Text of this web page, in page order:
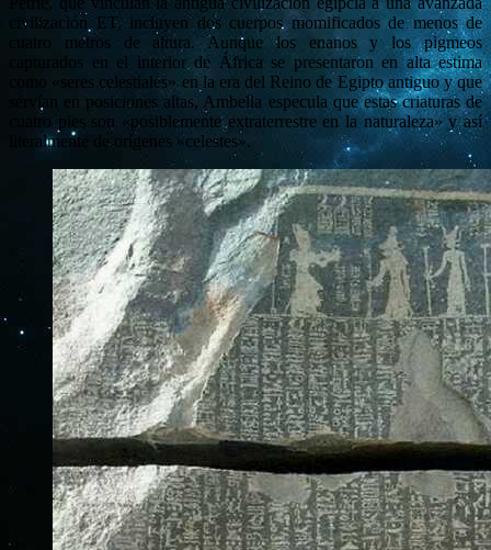
civilización ET, incluyen dos cuerpos momificados de menos de
cuatro metros de altura. Aunque los enanos y los pigmeos
capturados en el interior de África se presentaron en alta estima
como «seres celestiales» en la era del Reino de Egipto antiguo y que
servían en posiciones altas, Ambella especula que estas criaturas de
cuatro pies son «posiblemente extraterrestre en la naturaleza» y así
literalmente de orígenes «celestes».